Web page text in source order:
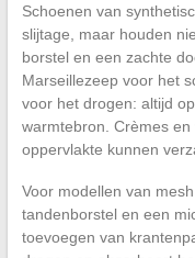
Schoenen van
slijtage, maar houden
borstel en een zachte
Marseillezeep voor het
voor het drogen: altijd
warmtebron. Crèmes
oppervlakte kunnen
Voor modellen van
tandenborstel en een
toevoegen van